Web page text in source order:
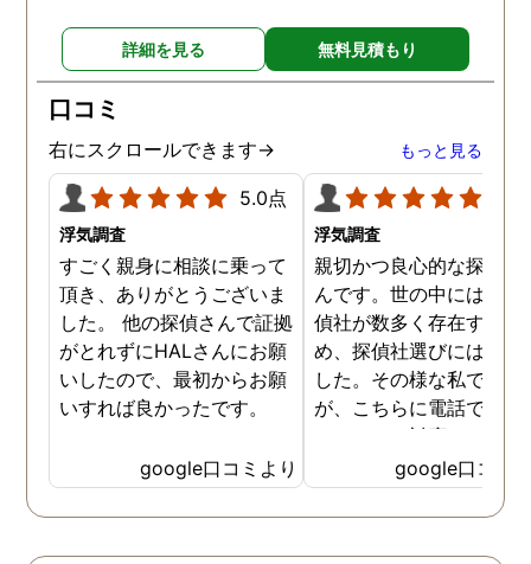
詳細を見る 無料見積もり
口コミ
右にスクロールできます→ もっと見る
5.0点
浮気調査
すごく親身に相談に乗って
頂き、ありがとうございま
した。 他の探偵さんで証拠
がとれずにHALさんにお願
いしたので、最初からお願
いすれば良かったです。
google口コミより
浮気調査
親切かつ良心的な探偵社
んです。世の中には詐欺
偵社が数多く存在するた
め、探偵社選びには慎重
した。その様な私でした
が、こちらに電話で相談
たところ、対応された方
探偵のノウハウまで丁寧
教えて下さったのです。
用できると思い、早速お
google口コミ